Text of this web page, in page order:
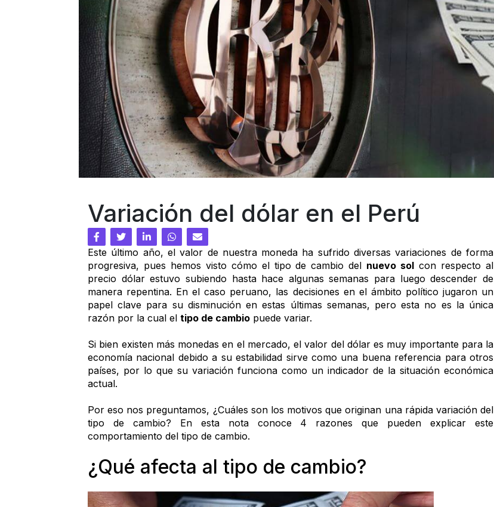
Variación del dólar en el Perú
Este último año, el valor de nuestra moneda ha sufrido diversas variaciones de forma
progresiva, pues hemos visto cómo el tipo de cambio del nuevo sol con respecto al
precio dólar estuvo subiendo hasta hace algunas semanas para luego descender de
manera repentina. En el caso peruano, las decisiones en el ámbito político jugaron un
papel clave para su disminución en estas últimas semanas, pero esta no es la única
razón por la cual el tipo de cambio puede variar.
Si bien existen más monedas en el mercado, el valor del dólar es muy importante para la
economía nacional debido a su estabilidad sirve como una buena referencia para otros
países, por lo que su variación funciona como un indicador de la situación económica
actual.
Por eso nos preguntamos, ¿Cuáles son los motivos que originan una rápida variación del
tipo de cambio? En esta nota conoce 4 razones que pueden explicar este
comportamiento del tipo de cambio.
¿Qué afecta al tipo de cambio?